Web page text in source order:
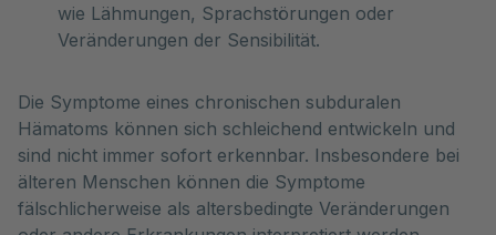
wie Lähmungen, Sprachstörungen oder
Veränderungen der Sensibilität.
Die Symptome eines chronischen subduralen
Hämatoms können sich schleichend entwickeln und
sind nicht immer sofort erkennbar. Insbesondere bei
älteren Menschen können die Symptome
fälschlicherweise als altersbedingte Veränderungen